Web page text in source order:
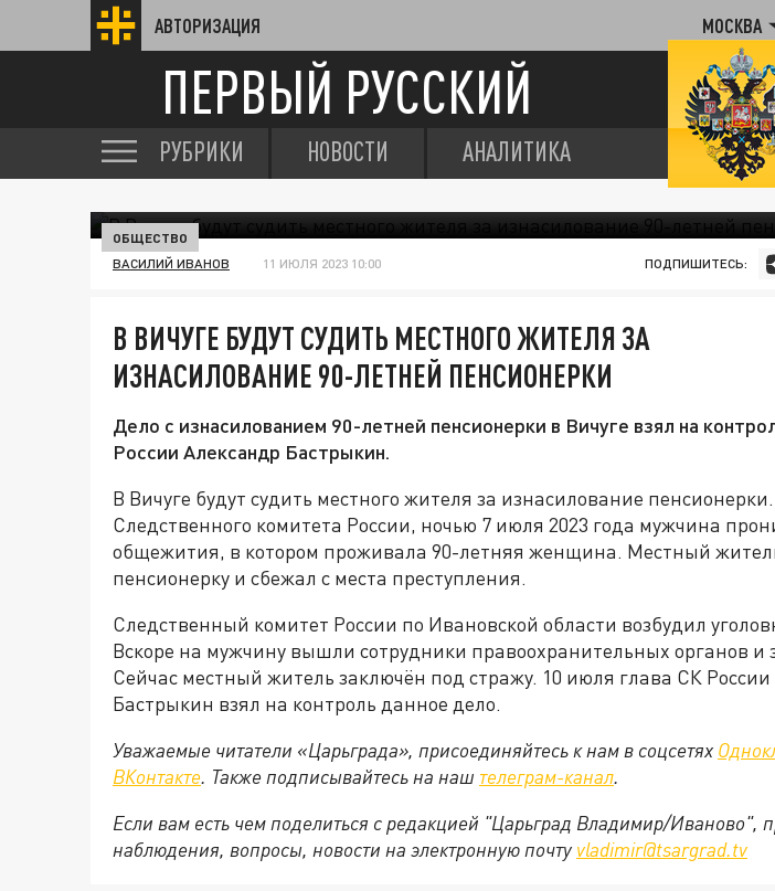
АВТОРИЗАЦИЯ МОСКВА
ПЕРВЫЙ РУССКИЙ
РУБРИКИ НОВОСТИ АНАЛИТИКА
ОБЩЕСТВО
ВАСИЛИЙ ИВАНОВ 11 ИЮЛЯ 2023 10:00 ПОДПИШИТЕСЬ:
В ВИЧУГЕ БУДУТ СУДИТЬ МЕСТНОГО ЖИТЕЛЯ ЗА
ИЗНАСИЛОВАНИЕ 90-ЛЕТНЕЙ ПЕНСИОНЕРКИ
Дело с изнасилованием 90-летней пенсионерки в Вичуге взял на
России Александр Бастрыкин.
В Вичуге будут судить местного жителя за изнасилование
Следственного комитета России, ночью 7 июля 2023 года мужчина
общежития, в котором проживала 90-летняя женщина. Местный
пенсионерку и сбежал с места преступления.
Следственный комитет России по Ивановской области возбудил
Вскоре на мужчину вышли сотрудники правоохранительных органов и
Сейчас местный житель заключён под стражу. 10 июля глава СК
Бастрыкин взял на контроль данное дело.
Уважаемые читатели «Царьграда», присоединяйтесь к нам в соцсетях
ВКонтакте. Также подписывайтесь на наш телеграм-канал.
Если вам есть чем поделиться с редакцией "Царьград Владимир/Иваново",
наблюдения, вопросы, новости на электронную почту vladimir@tsargrad.tv